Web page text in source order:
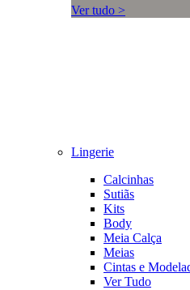
Ver tudo >
Lingerie
Calcinhas
Sutiãs
Kits
Body
Meia Calça
Meias
Cintas e
Ver Tudo